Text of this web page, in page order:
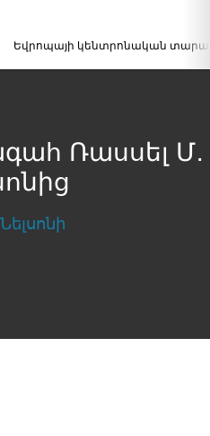
Եվրոպայի կենտրոնական
Ռասսել Մ․